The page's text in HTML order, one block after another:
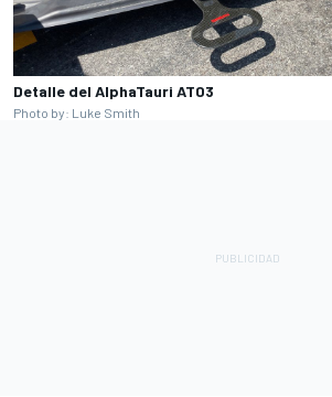
Detalle del AlphaTauri AT03
Photo by: Luke Smith